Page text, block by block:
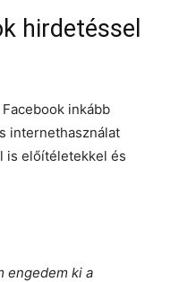
hirdetéssel
inkább
internethasználat
is előítéletekkel és
engedem ki a